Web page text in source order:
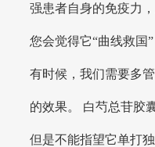
强患者自身的免疫力
您会觉得它“曲线救国
有时候，我们需要多
的效果。 白芍总苷胶
但是不能指望它单打